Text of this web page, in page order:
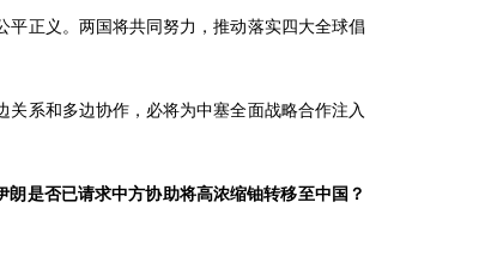
平正义。两国将共同努力，推动落实四大全球倡
系和多边协作，必将为中塞全面战略合作注入
是否已请求中方协助将高浓缩铀转移至中国？